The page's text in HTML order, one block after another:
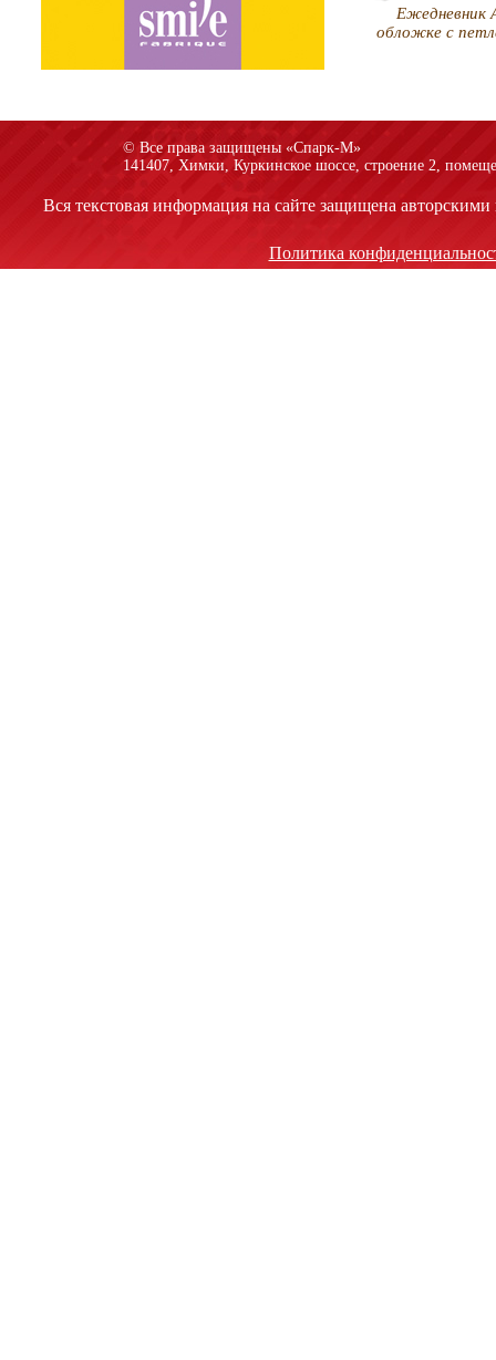
Ежедневник
обложке с
© Все права защищены «Спарк-M»
141407, Химки, Куркинское шоссе, строение 2,
Вся текстовая информация на сайте защищена
Политика